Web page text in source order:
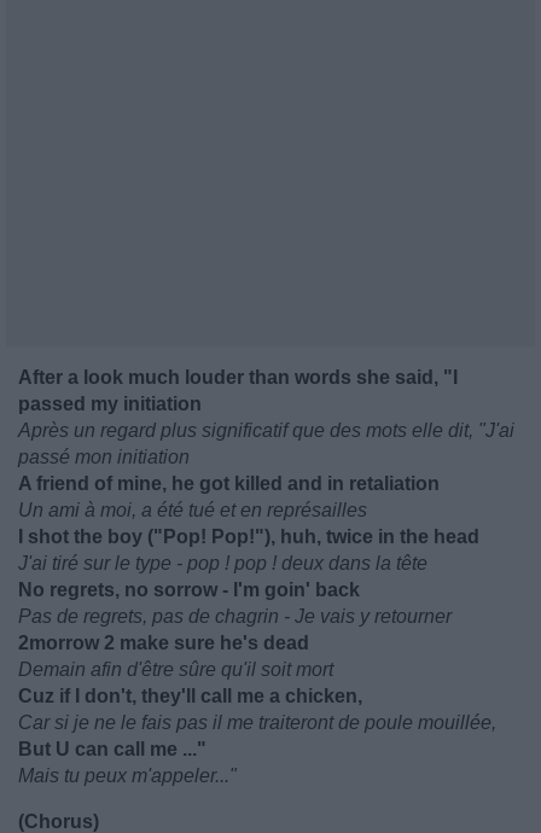
After a look much louder than words she said, "I
passed my initiation
Après un regard plus significatif que des mots elle dit, "J'ai
passé mon initiation
A friend of mine, he got killed and in retaliation
Un ami à moi, a été tué et en représailles
I shot the boy ("Pop! Pop!"), huh, twice in the head
J'ai tiré sur le type - pop ! pop ! deux dans la tête
No regrets, no sorrow - I'm goin' back
Pas de regrets, pas de chagrin - Je vais y retourner
2morrow 2 make sure he's dead
Demain afin d'être sûre qu'il soit mort
Cuz if I don't, they'll call me a chicken,
Car si je ne le fais pas il me traiteront de poule mouillée,
But U can call me ..."
Mais tu peux m'appeler..."
(Chorus)